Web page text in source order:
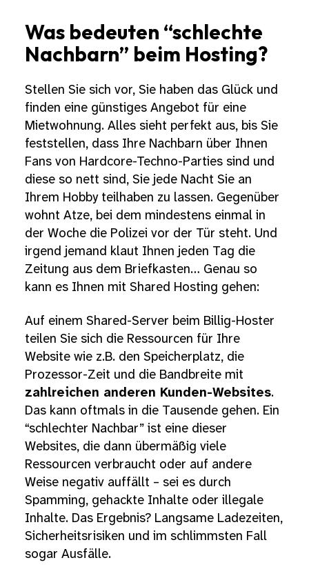
Was bedeuten “schlechte
Nachbarn” beim Hosting?
Stellen Sie sich vor, Sie haben das Glück und
finden eine günstiges Angebot für eine
Mietwohnung. Alles sieht perfekt aus, bis Sie
feststellen, dass Ihre Nachbarn über Ihnen
Fans von Hardcore-Techno-Parties sind und
diese so nett sind, Sie jede Nacht Sie an
Ihrem Hobby teilhaben zu lassen. Gegenüber
wohnt Atze, bei dem mindestens einmal in
der Woche die Polizei vor der Tür steht. Und
irgend jemand klaut Ihnen jeden Tag die
Zeitung aus dem Briefkasten… Genau so
kann es Ihnen mit Shared Hosting gehen:
Auf einem Shared-Server beim Billig-Hoster
teilen Sie sich die Ressourcen für Ihre
Website wie z.B. den Speicherplatz, die
Prozessor-Zeit und die Bandbreite mit
zahlreichen anderen Kunden-Websites.
Das kann oftmals in die Tausende gehen. Ein
“schlechter Nachbar” ist eine dieser
Websites, die dann übermäßig viele
Ressourcen verbraucht oder auf andere
Weise negativ auffällt – sei es durch
Spamming, gehackte Inhalte oder illegale
Inhalte. Das Ergebnis? Langsame Ladezeiten,
Sicherheitsrisiken und im schlimmsten Fall
sogar Ausfälle.